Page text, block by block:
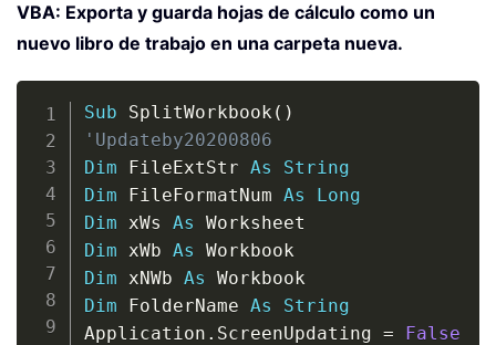
VBA: Exporta y guarda hojas de cálculo como un
nuevo libro de trabajo en una carpeta nueva.
Sub SplitWorkbook ( )
'Updateby20200806
Dim FileExtStr As
String
Dim FileFormatNum As
Long
Dim xWs As
Dim xWb As
Dim xNWb As
Dim FolderName As
String
Application . ScreenUpdating =
False